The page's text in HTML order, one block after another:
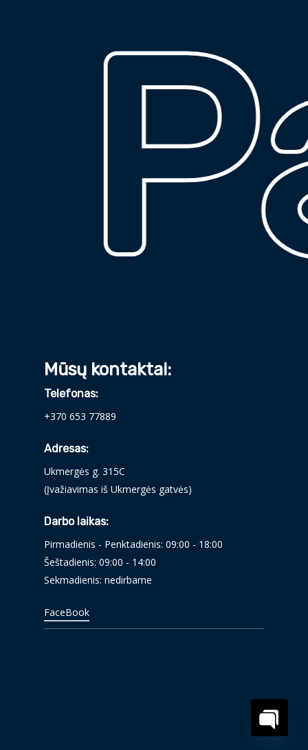
Mūsų kontaktai:
Telefonas:
+370 653 77889
Adresas:
Ukmergės g. 315C
(Įvažiavimas iš Ukmergės gatvės)
Darbo laikas:
Pirmadienis - Penktadienis: 09:00 - 18:00
Šeštadienis: 09:00 - 14:00
Sekmadienis: nedirbame
FaceBook